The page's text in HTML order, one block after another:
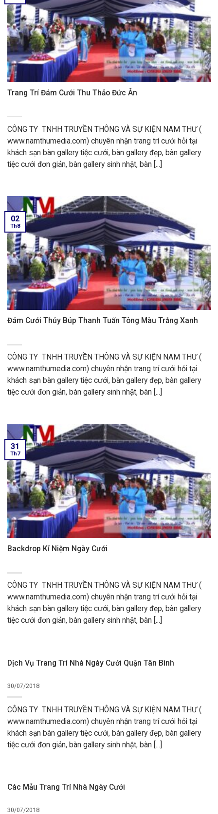
Trang Trí Đám Cưới Thu Thảo Đức Ân
CÔNG TY TNHH TRUYỀN THÔNG VÀ SỰ KIỆN NAM THƯ (
www.namthumedia.com) chuyên nhận trang trí cưới hỏi tại
khách sạn bàn gallery tiệc cưới, bàn gallery đẹp, bàn gallery
tiệc cưới đơn giản, bàn gallery sinh nhật, bàn [...]
Đám Cưới Thủy Búp Thanh Tuấn Tông Màu Trắng Xanh
CÔNG TY TNHH TRUYỀN THÔNG VÀ SỰ KIỆN NAM THƯ (
www.namthumedia.com) chuyên nhận trang trí cưới hỏi tại
khách sạn bàn gallery tiệc cưới, bàn gallery đẹp, bàn gallery
tiệc cưới đơn giản, bàn gallery sinh nhật, bàn [...]
02
Th8
Backdrop Kỉ Niệm Ngày Cưới
CÔNG TY TNHH TRUYỀN THÔNG VÀ SỰ KIỆN NAM THƯ (
www.namthumedia.com) chuyên nhận trang trí cưới hỏi tại
khách sạn bàn gallery tiệc cưới, bàn gallery đẹp, bàn gallery
tiệc cưới đơn giản, bàn gallery sinh nhật, bàn [...]
31
Th7
Dịch Vụ Trang Trí Nhà Ngày Cưới Quận Tân Bình
30/07/2018
CÔNG TY TNHH TRUYỀN THÔNG VÀ SỰ KIỆN NAM THƯ (
www.namthumedia.com) chuyên nhận trang trí cưới hỏi tại
khách sạn bàn gallery tiệc cưới, bàn gallery đẹp, bàn gallery
tiệc cưới đơn giản, bàn gallery sinh nhật, bàn [...]
Các Mẫu Trang Trí Nhà Ngày Cưới
30/07/2018